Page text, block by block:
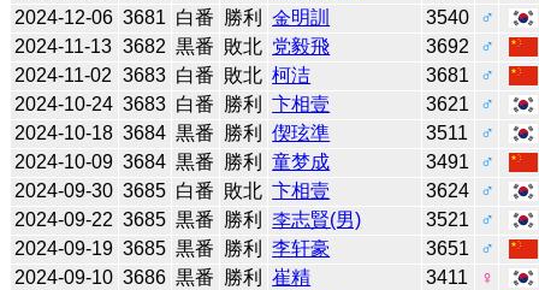
2024-12-06 3681 白番 勝利 金明訓 3540
♂
2024-11-13 3682 黒番 敗北 党毅飛 3692
♂
2024-11-02 3683 白番 敗北 柯洁 3681
♂
2024-10-24 3683 白番 勝利 卞相壹 3621
♂
2024-10-18 3684 黒番 勝利 偰玹準 3511
♂
2024-10-09 3684 黒番 勝利 童梦成 3491
♂
2024-09-30 3685 白番 敗北 卞相壹 3624
♂
2024-09-22 3685 黒番 勝利 李志賢(男) 3521
♂
2024-09-19 3685 黒番 勝利 李轩豪 3651
♂
2024-09-10 3686 黒番 勝利 崔精 3411
♀